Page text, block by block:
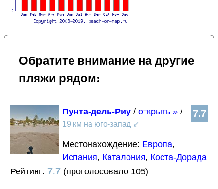
Обратите внимание на другие
пляжи рядом:
7.7
Пунта-дель-Риу / открыть » /
19 км на юго-запад ↙
Местонахождение: Европа,
Испания, Каталония, Коста-Дорада
Рейтинг: 7.7 (проголосовало 105)